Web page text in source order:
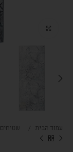
עמוד הבית